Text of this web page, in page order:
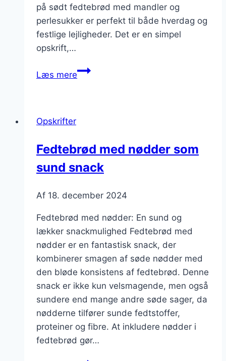
på sødt fedtebrød med mandler og
perlesukker er perfekt til både hverdag og
festlige lejligheder. Det er en simpel
opskrift,…
Læs mereSødt
Opskrifter
Fedtebrød med nødder som
sund snack
Af 18. december 2024
Fedtebrød med nødder: En sund og
lækker snackmulighed Fedtebrød med
nødder er en fantastisk snack, der
kombinerer smagen af søde nødder med
den bløde konsistens af fedtebrød. Denne
snack er ikke kun velsmagende, men også
sundere end mange andre søde sager, da
nødderne tilfører sunde fedtstoffer,
proteiner og fibre. At inkludere nødder i
fedtebrød gør…